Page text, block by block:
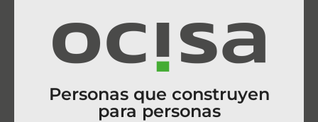
Personas que construyen
para personas